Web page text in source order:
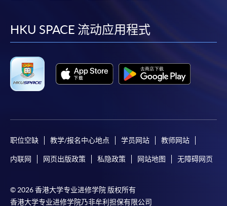
facebook
youtube
linkedin
HKU SPACE 流动应用程式
职位空缺 教学/报名中心地点 学员网站 教师网站
内联网 网页出版政策 私隐政策 网站地图 无障碍网页
© 2026 香港大学专业进修学院 版权所有
香港大学专业进修学院乃非牟利担保有限公司